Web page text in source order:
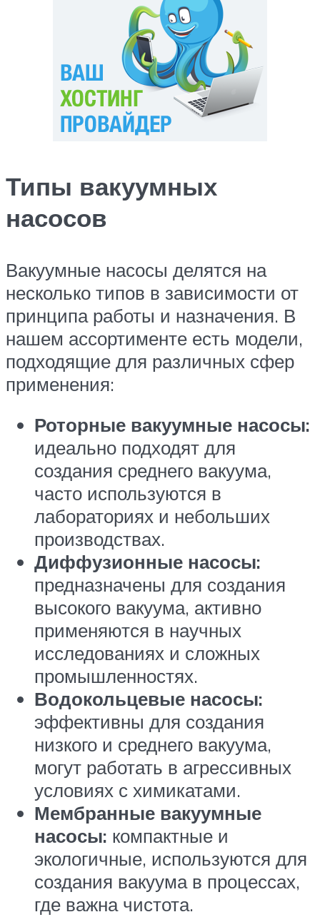
Типы вакуумных
насосов
Вакуумные насосы делятся на
несколько типов в зависимости от
принципа работы и назначения. В
нашем ассортименте есть модели,
подходящие для различных сфер
применения:
Роторные вакуумные насосы:
идеально подходят для
создания среднего вакуума,
часто используются в
лабораториях и небольших
производствах.
Диффузионные насосы:
предназначены для создания
высокого вакуума, активно
применяются в научных
исследованиях и сложных
промышленностях.
Водокольцевые насосы:
эффективны для создания
низкого и среднего вакуума,
могут работать в агрессивных
условиях с химикатами.
Мембранные вакуумные
насосы: компактные и
экологичные, используются для
создания вакуума в процессах,
где важна чистота.